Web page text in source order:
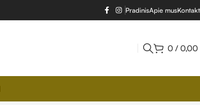
PradinisApie mus
0 / 0,00